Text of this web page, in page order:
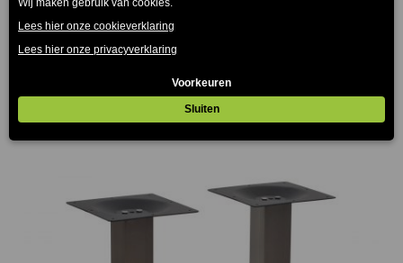
Circa Tafelonderstel Aluminiumkleur
€129.00 (Prijs incl. btw: €156,09)